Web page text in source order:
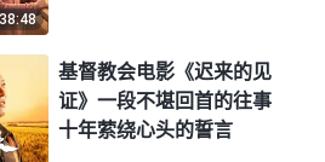
38:48
基督教会电影《迟来的见
证》一段不堪回首的往事
十年萦绕心头的誓言